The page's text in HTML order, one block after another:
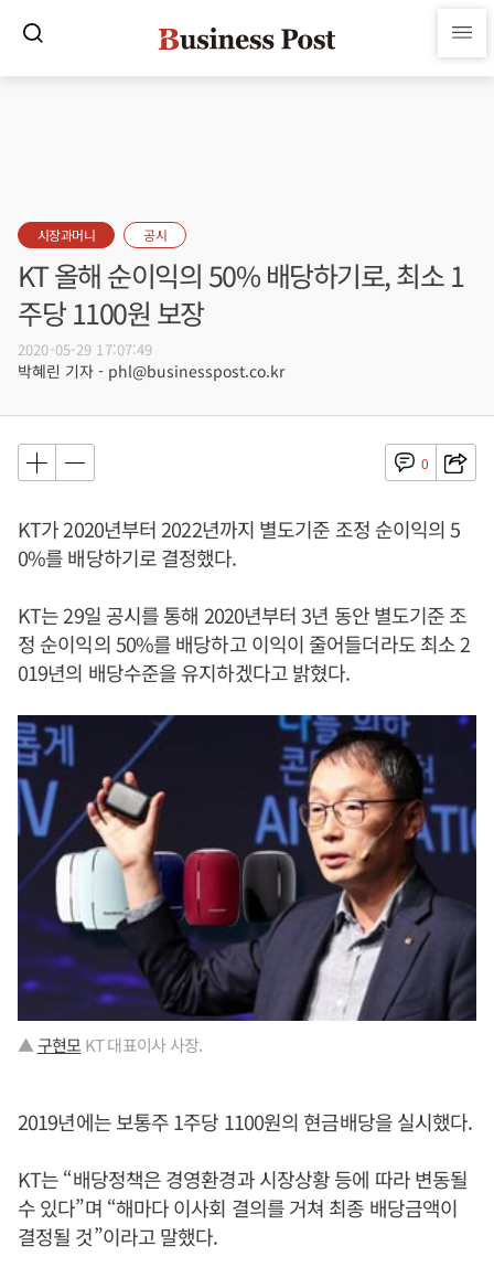
시장과머니 공시
KT 올해 순이익의 50% 배당하기로, 최소 1
주당 1100원 보장
2020-05-29 17:07:49
박혜린 기자 - phl@businesspost.co.kr
0
KT가 2020년부터 2022년까지 별도기준 조정 순이익의 5
0%를 배당하기로 결정했다.
KT는 29일 공시를 통해 2020년부터 3년 동안 별도기준 조
정 순이익의 50%를 배당하고 이익이 줄어들더라도 최소 2
019년의 배당수준을 유지하겠다고 밝혔다.
▲구현모 KT 대표이사 사장.
2019년에는 보통주 1주당 1100원의 현금배당을 실시했다.
KT는 “배당정책은 경영환경과 시장상황 등에 따라 변동될
수 있다”며 “해마다 이사회 결의를 거쳐 최종 배당금액이
결정될 것”이라고 말했다.